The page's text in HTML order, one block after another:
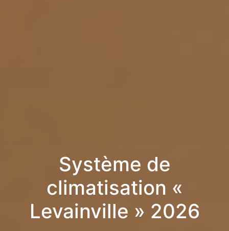
Système de
climatisation «
Levainville » 2026